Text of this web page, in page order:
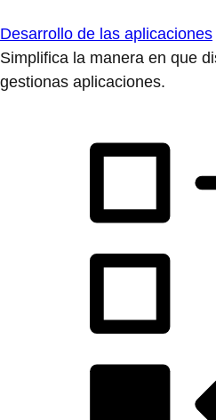
Desarrollo de las aplicaciones
Simplifica la manera en que
gestionas aplicaciones.